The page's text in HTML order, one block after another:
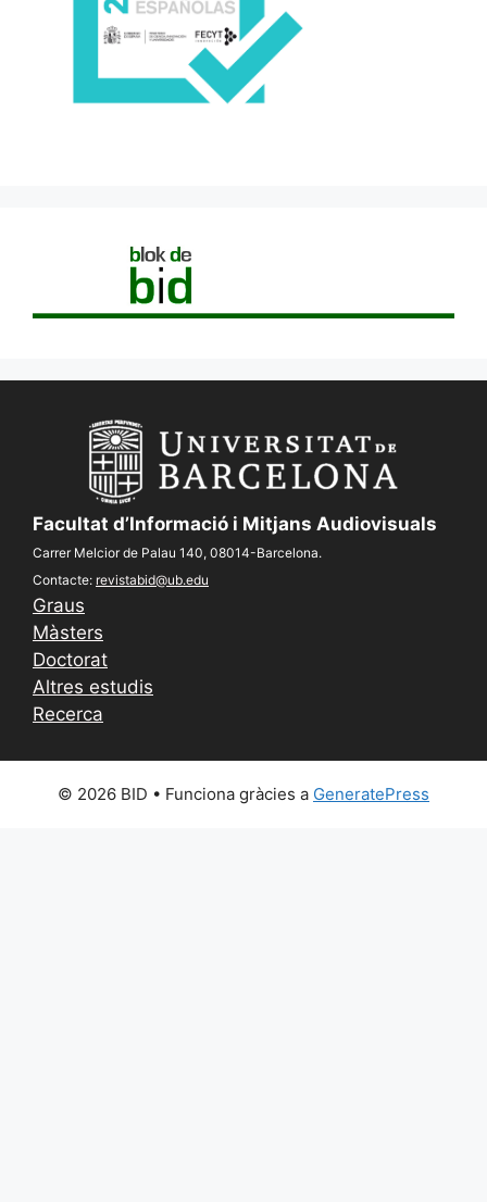
Facultat d’Informació i Mitjans Audiovisuals
Carrer Melcior de Palau 140, 08014-Barcelona.
Contacte: revistabid@ub.edu
Graus
Màsters
Doctorat
Altres estudis
Recerca
© 2026 BID • Funciona gràcies a GeneratePress